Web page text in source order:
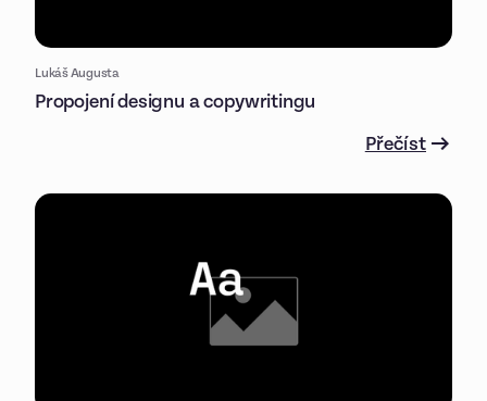
Lukáš Augusta
Propojení designu a copywritingu
Přečíst